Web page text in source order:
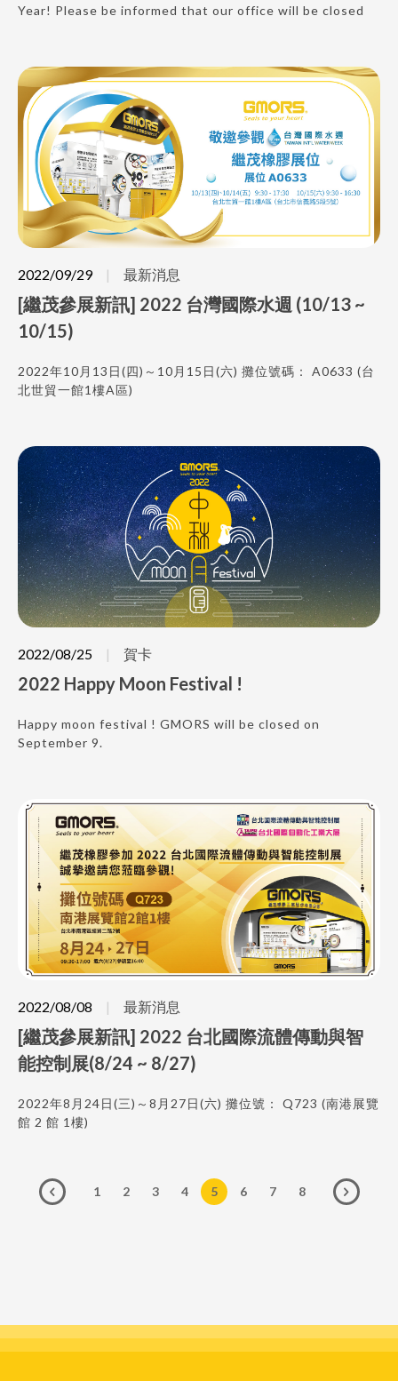
Year! Please be informed that our office will be closed
2022/09/29 最新消息
[繼茂參展新訊] 2022 台灣國際水週 (10/13 ~
10/15)
2022年10月13日(四)～10月15日(六) 攤位號碼： A0633 (台
北世貿一館1樓A區)
2022/08/25 賀卡
2022 Happy Moon Festival !
Happy moon festival ! GMORS will be closed on
September 9.
2022/08/08 最新消息
[繼茂參展新訊] 2022 台北國際流體傳動與智
能控制展(8/24 ~ 8/27)
2022年8月24日(三)～8月27日(六) 攤位號： Q723 (南港展覽
館 2 館 1樓)
1 2 3 4 5 6 7 8